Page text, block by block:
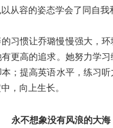
从容的姿态学会了同自我
习惯让乔璐慢慢强大，
更高的追求。她努力学
；提高英语水平，练习
，向上生长。
永不想象没有风浪的大海